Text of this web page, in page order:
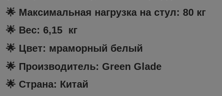
🌟 Максимальная нагрузка на стул: 80 кг
🌟 Вес: 6,15 кг
🌟 Цвет: мраморный белый
🌟 Производитель: Green Glade
🌟 Страна: Китай